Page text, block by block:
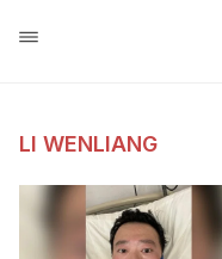
LI WENLIANG